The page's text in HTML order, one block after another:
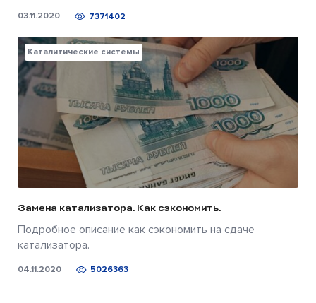
03.11.2020 7371402
Каталитические системы
Замена катализатора. Как сэкономить.
Подробное описание как сэкономить на сдаче
катализатора.
04.11.2020 5026363